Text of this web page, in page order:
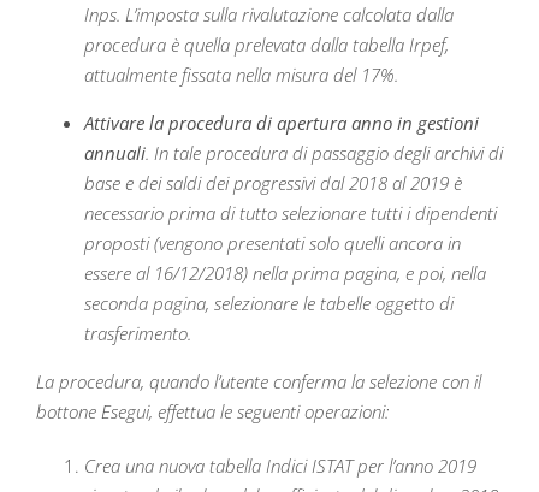
Inps. L’imposta sulla rivalutazione calcolata dalla
procedura è quella prelevata dalla tabella Irpef,
attualmente fissata nella misura del 17%.
Attivare la procedura di apertura anno in gestioni
annuali. In tale procedura di passaggio degli archivi di
base e dei saldi dei progressivi dal 2018 al 2019 è
necessario prima di tutto selezionare tutti i dipendenti
proposti (vengono presentati solo quelli ancora in
essere al 16/12/2018) nella prima pagina, e poi, nella
seconda pagina, selezionare le tabelle oggetto di
trasferimento.
La procedura, quando l’utente conferma la selezione con il
bottone Esegui, effettua le seguenti operazioni:
Crea una nuova tabella Indici ISTAT per l’anno 2019